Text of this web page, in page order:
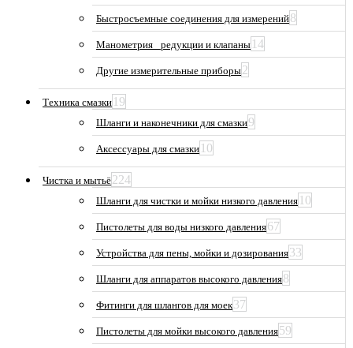
Быстросъемные соединения для измерений8
Манометрия_ редукции и клапаны 14
Другие измерительные приборы2
Техника смазки 19
Шланги и наконечники для смазки9
Аксессуары для смазки 10
Чистка и мытьё224
Шланги для чистки и мойки низкого давления 10
Пистолеты для воды низкого давления67
Устройства для пены, мойки и дозирования33
Шланги для аппаратов высокого давления8
Фитинги для шлангов для моек37
Пистолеты для мойки высокого давления59